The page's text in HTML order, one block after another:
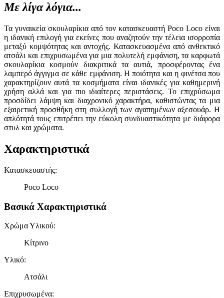
Με λίγα λόγια...
Τα γυναικεία σκουλαρίκια από τον κατασκευαστή Poco Loco είναι
η ιδανική επιλογή για εκείνες που αναζητούν την τέλεια ισορροπία
μεταξύ κομψότητας και αντοχής. Κατασκευασμένα από ανθεκτικό
ατσάλι και επιχρυσωμένα για μια πολυτελή εμφάνιση, τα καρφωτά
σκουλαρίκια κοσμούν διακριτικά τα αυτιά, προσφέροντας ένα
λαμπερό άγγιγμα σε κάθε εμφάνιση. Η ποιότητα και η φινέτσα που
χαρακτηρίζουν αυτά τα κοσμήματα είναι ιδανικές για καθημερινή
χρήση αλλά και για πιο ιδιαίτερες περιστάσεις. Το επιχρύσωμα
προσδίδει λάμψη και διαχρονικό χαρακτήρα, καθιστώντας τα μια
εξαιρετική προσθήκη στη συλλογή των αγαπημένων αξεσουάρ. Η
απλότητά τους επιτρέπει την εύκολη συνδυαστικότητα με διάφορα
στυλ και χρώματα.
Χαρακτηριστικά
Κατασκευαστής:
Poco Loco
Βασικά Χαρακτηριστικά
Χρώμα Υλικού:
Κίτρινο
Υλικό:
Ατσάλι
Επιχρυσωμένα: